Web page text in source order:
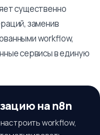
существенно
заменив
workflow,
сервисы в единую
на n8n
workflow,